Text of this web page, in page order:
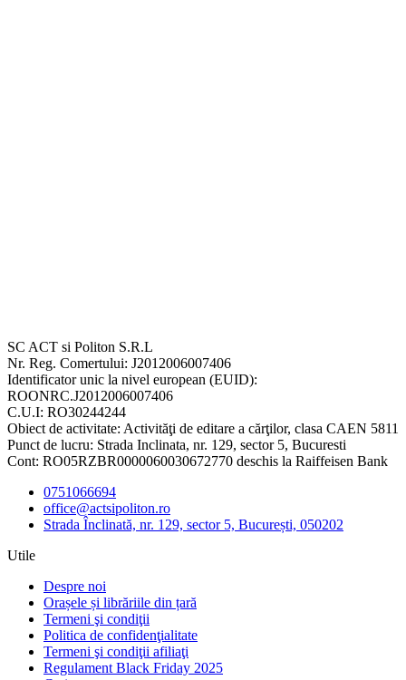
SC ACT si Politon S.R.L
Nr. Reg. Comertului: J2012006007406
Identificator unic la nivel european (EUID):
ROONRC.J2012006007406
C.U.I: RO30244244
Obiect de activitate: Activităţi de editare a cărţilor, clasa CAEN 5811
Punct de lucru: Strada Inclinata, nr. 129, sector 5, Bucuresti
Cont: RO05RZBR0000060030672770 deschis la Raiffeisen Bank
0751066694
office@actsipoliton.ro
Strada Înclinată, nr. 129, sector 5, București, 050202
Utile
Despre noi
Orașele și librăriile din țară
Termeni şi condiţii
Politica de confidenţialitate
Termeni şi condiţii afiliaţi
Regulament Black Friday 2025